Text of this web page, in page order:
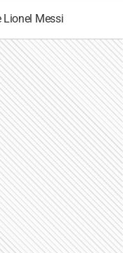
Lionel Messi